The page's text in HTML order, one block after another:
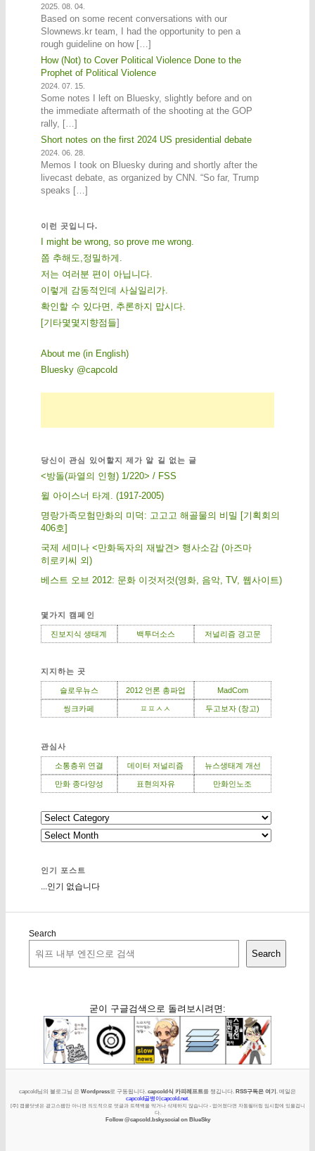
2025. 08. 04.
Based on some recent conversations with our
Slownews.kr team, I had the opportunity to pen a
rough guideline on how […]
How (Not) to Cover Political Violence Done to the
Prophet of Political Violence
2024. 07. 15.
Some notes I left on Bluesky, slightly before and on
the immediate aftermath of the shooting at the GOP
rally, […]
Short notes on the first 2024 US presidential debate
2024. 06. 28.
Memos I took on Bluesky during and shortly after the
livecast debate, as organized by CNN. “So far, Trump
speaks […]
이런 곳입니다.
I might be wrong, so prove me wrong.
쫌 추해도,정밀하게.
저는 여러분 편이 아닙니다.
이렇게 감동적인데 사실일리가.
확인할 수 있다면, 추론하지 맙시다.
[기 타몇 몇 지 향점 들]
About me (in English)
Bluesky @capcold
당신이 관심 있어할지 제가 알 길 없는 글
<방돌(파열의 인형) 1/220> / FSS
윌 아이스너 타계. (1917-2005)
명랑가족모험만화의 미덕: 고고고 해골물의 비밀 [기획회의
406호]
국제 세미나 <만화독자의 재발견> 행사소감 (아즈마
히로키씨 외)
베스트 오브 2012: 문화 이것저것(영화, 음악, TV, 웹사이트)
몇가지 캠페인
진보지식 생태계 백투더소스 저널리즘 경고문
지지하는 곳
슬로우뉴스 2012 언론 총파업 MadCom
씽크카페 ㅍㅍㅅㅅ 두고보자 (창고)
관심사
소통층위 연결 데이터 저널리즘 뉴스생태계 개선
만화 종다양성 표현의자유 만화인노조
인기 포스트
...인기 없습니다
Search
Search
굳이 구글검색으로 돌려보시려면:
capcold님의 블로그님 은 Wordpress로 구동됩니다. capcold식 카피레프트를 챙깁니다. RSS구독은 여기 . 메일은
capcold골뱅이capcold.net
[주] 캡콜닷넷은 광고스팸만 아니면 의도적으로 덧글과 트랙백을 막거나 삭제하지 않습니다 - 없어졌다면 자동필터링 임시함에 있을겁니
다.
Follow @capcold.bsky.social on BlueSky